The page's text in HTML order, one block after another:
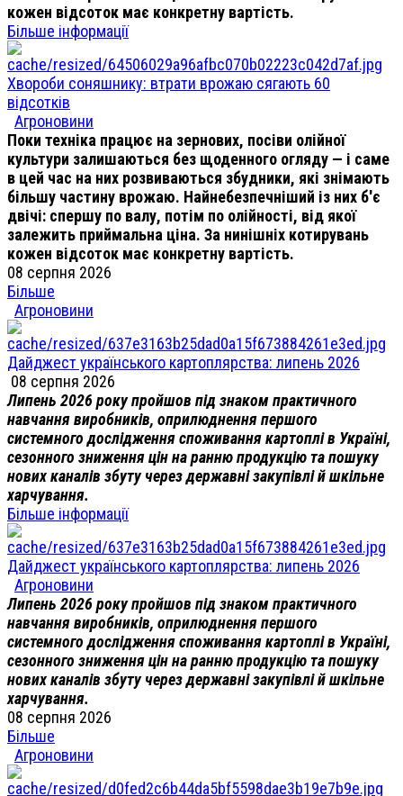
кожен відсоток має конкретну вартість.
Більше інформації
Хвороби соняшнику: втрати врожаю сягають 60
відсотків
Агроновини
Поки техніка працює на зернових, посіви олійної
культури залишаються без щоденного огляду — і саме
в цей час на них розвиваються збудники, які знімають
більшу частину врожаю. Найнебезпечніший із них б'є
двічі: спершу по валу, потім по олійності, від якої
залежить приймальна ціна. За нинішніх котирувань
кожен відсоток має конкретну вартість.
08 серпня 2026
Більше
Агроновини
Дайджест українського картоплярства: липень 2026
08 серпня 2026
Липень 2026 року пройшов під знаком практичного
навчання виробників, оприлюднення першого
системного дослідження споживання картоплі в Україні,
сезонного зниження цін на ранню продукцію та пошуку
нових каналів збуту через державні закупівлі й шкільне
харчування.
Більше інформації
Дайджест українського картоплярства: липень 2026
Агроновини
Липень 2026 року пройшов під знаком практичного
навчання виробників, оприлюднення першого
системного дослідження споживання картоплі в Україні,
сезонного зниження цін на ранню продукцію та пошуку
нових каналів збуту через державні закупівлі й шкільне
харчування.
08 серпня 2026
Більше
Агроновини